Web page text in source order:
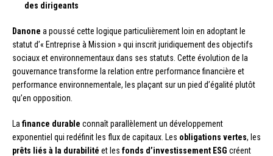
des dirigeants
Danone a poussé cette logique particulièrement loin en adoptant le
statut d’« Entreprise à Mission » qui inscrit juridiquement des objectifs
sociaux et environnementaux dans ses statuts. Cette évolution de la
gouvernance transforme la relation entre performance financière et
performance environnementale, les plaçant sur un pied d’égalité plutôt
qu’en opposition.
La finance durable connaît parallèlement un développement
exponentiel qui redéfinit les flux de capitaux. Les obligations vertes, les
prêts liés à la durabilité et les fonds d’investissement ESG créent